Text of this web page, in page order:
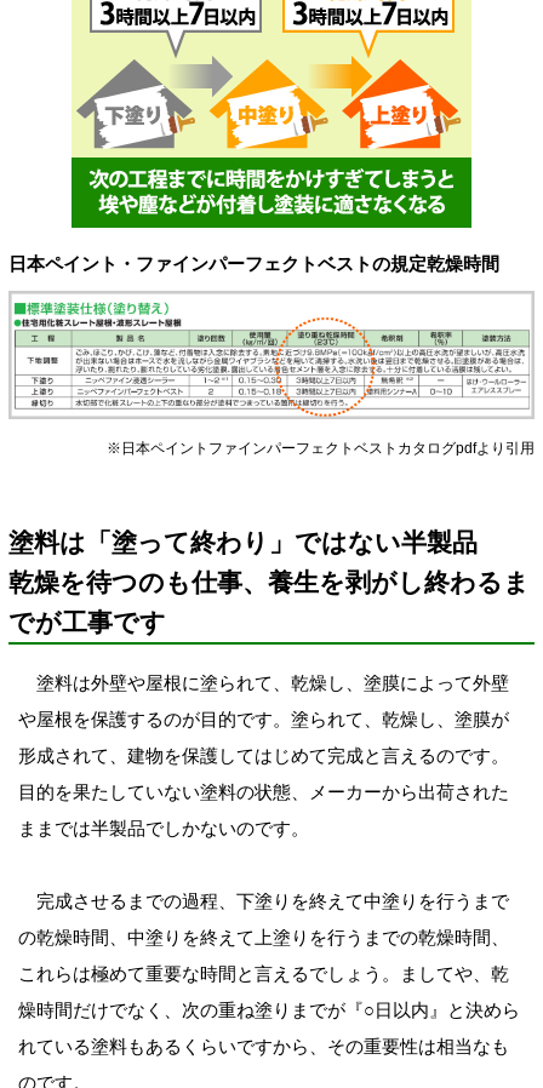
日本ペイント・ファインパーフェクトベストの規定乾燥時間
※日本ペイントファインパーフェクトベストカタログpdfより引用
塗料は「塗って終わり」ではない半製品
乾燥を待つのも仕事、養生を剥がし終わるま
でが工事です
塗料は外壁や屋根に塗られて、乾燥し、塗膜によって外壁
や屋根を保護するのが目的です。塗られて、乾燥し、塗膜が
形成されて、建物を保護してはじめて完成と言えるのです。
目的を果たしていない塗料の状態、メーカーから出荷された
ままでは半製品でしかないのです。
完成させるまでの過程、下塗りを終えて中塗りを行うまで
の乾燥時間、中塗りを終えて上塗りを行うまでの乾燥時間、
これらは極めて重要な時間と言えるでしょう。ましてや、乾
燥時間だけでなく、次の重ね塗りまでが『○日以内』と決めら
れている塗料もあるくらいですから、その重要性は相当なも
のです。